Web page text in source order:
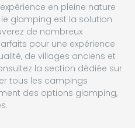
en pleine nature
glamping est la solution
de nombreux
pour une expérience
de villages anciens et
la section dédiée sur
tous les campings
des options glamping,